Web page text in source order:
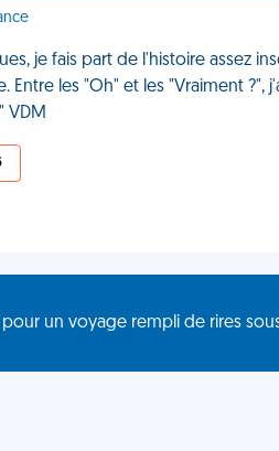
je fais part de l'histoire assez
les "Oh" et les "Vraiment ?",
VDM
un voyage rempli de rires